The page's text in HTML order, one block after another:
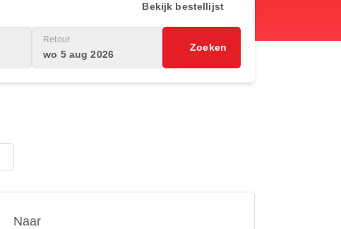
Bekijk bestellijst
Retour
wo 5 aug 2026
Zoeken
Naar